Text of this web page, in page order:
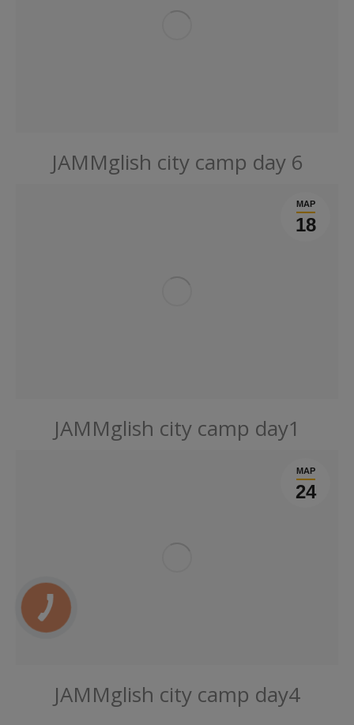
JAMMglish city camp day 6
МАР
18
JAMMglish city camp day1
МАР
24
JAMMglish city camp day4